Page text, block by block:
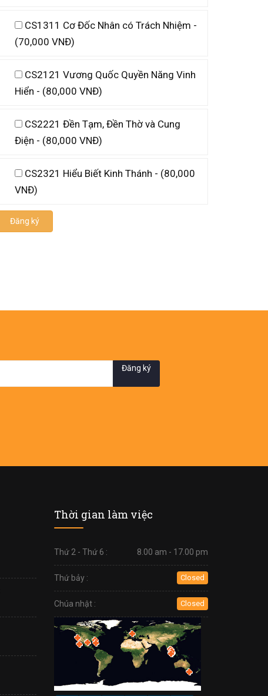
CS1311 Cơ Đốc Nhân có Trách Nhiệm -
(70,000 VNĐ)
CS2121 Vương Quốc Quyền Năng Vinh
Hiển - (80,000 VNĐ)
CS2221 Đền Tạm, Đền Thờ và Cung
Điện - (80,000 VNĐ)
CS2321 Hiểu Biết Kinh Thánh - (80,000
VNĐ)
Đăng ký
Thời gian làm việc
Thứ 2 - Thứ 6 : 8.00 am - 17.00 pm
Thứ bảy : Closed
Chúa nhật : Closed